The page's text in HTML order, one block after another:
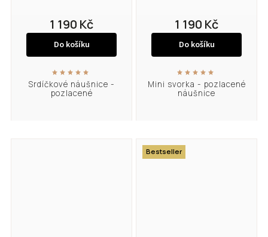
Srdíčkové náušnice -
pozlacené
1 190 Kč
Do košíku
Mini svorka - pozlacené
náušnice
1 190 Kč
Do košíku
Bestseller